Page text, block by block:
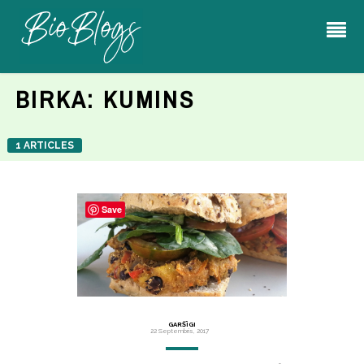
BIRKA: KUMINS
1 ARTICLES
GARŠĪGI
22 Septembris, 2017
Save